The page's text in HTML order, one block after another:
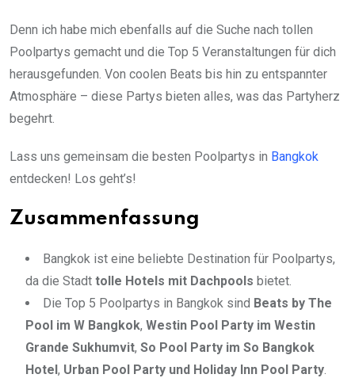
Denn ich habe mich ebenfalls auf die Suche nach tollen
Poolpartys gemacht und die Top 5 Veranstaltungen für dich
herausgefunden. Von coolen Beats bis hin zu entspannter
Atmosphäre – diese Partys bieten alles, was das Partyherz
begehrt.
Lass uns gemeinsam die besten Poolpartys in Bangkok
entdecken! Los geht’s!
Zusammenfassung
Bangkok ist eine beliebte Destination für Poolpartys,
da die Stadt tolle Hotels mit Dachpools bietet.
Die Top 5 Poolpartys in Bangkok sind Beats by The
Pool im W Bangkok, Westin Pool Party im Westin
Grande Sukhumvit, So Pool Party im So Bangkok
Hotel, Urban Pool Party und Holiday Inn Pool Party